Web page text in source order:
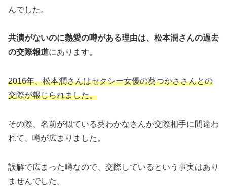
んでした。
共演がないのに熱愛の噂がある理由は、松本潤さんの過去
の交際報道にあります。
2016年、松本潤さんはセクシー女優の葵つかささんとの
交際が報じられました。
その際、名前が似ている葵わかなさんが交際相手に間違わ
れて、噂が広まりました。
誤解で広まった噂なので、交際しているという事実はあり
ませんでした。